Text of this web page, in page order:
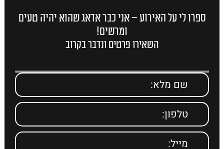
ספרו לי על האירוע – אני כבר אדאג שהוא יהיה טעים
ומרשים!
השאירו פרטים ונדבר בקרוב